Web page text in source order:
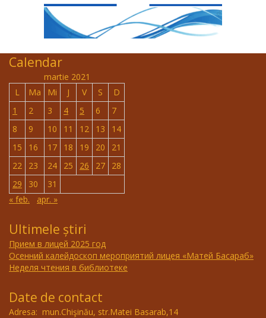
Calendar
martie 2021
L
Ma Mi J V S
D
1
2 3 4 5 6
7
8
9 10 11 12 13
14
15
16 17 18 19 20
21
22
23 24 25 26 27
28
29
30
31
« feb.
apr. »
Ultimele știri
Прием в лицей 2025 год
Осенний калейдоскоп мероприятий лицея «Матей Басараб»
Неделя чтения в библиотеке
Date de contact
Adresa: mun.Chişinău, str.Matei Basarab,14